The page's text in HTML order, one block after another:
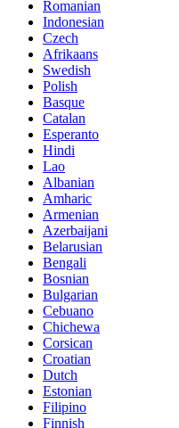
Romanian
Indonesian
Czech
Afrikaans
Swedish
Polish
Basque
Catalan
Esperanto
Hindi
Lao
Albanian
Amharic
Armenian
Azerbaijani
Belarusian
Bengali
Bosnian
Bulgarian
Cebuano
Chichewa
Corsican
Croatian
Dutch
Estonian
Filipino
Finnish